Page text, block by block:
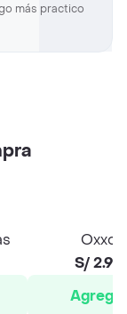
más practico
Oxxo
S/ 2.90
Agregar